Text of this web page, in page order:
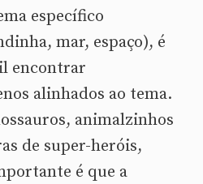
específico
mar, espaço), é
encontrar
alinhados ao tema.
animalzinhos
de super-heróis,
é que a